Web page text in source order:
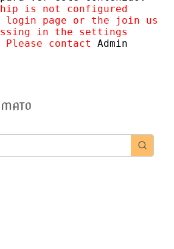
is not configured
login page or the join us
in the settings
contact Admin